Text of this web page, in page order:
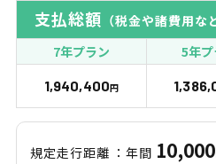
支払総額 （税金や諸費用な
7年プラン
5年
1,940,400円
規定走行距離 ：年間 10,000